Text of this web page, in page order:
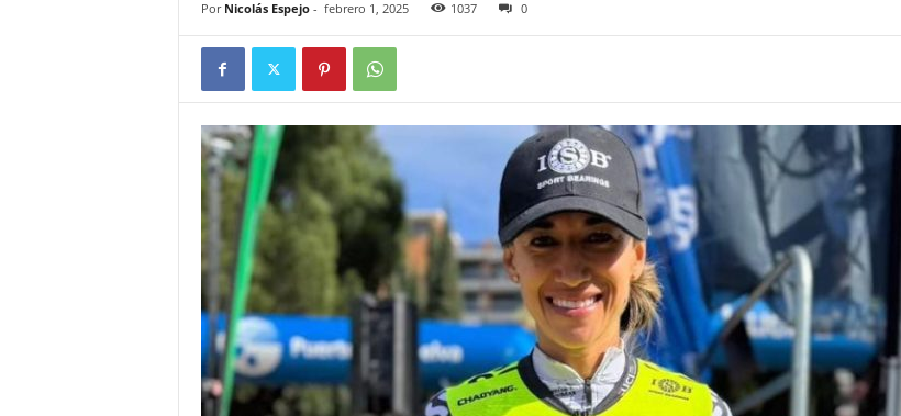
Por Nicolás Espejo- febrero 1, 2025 1037 0